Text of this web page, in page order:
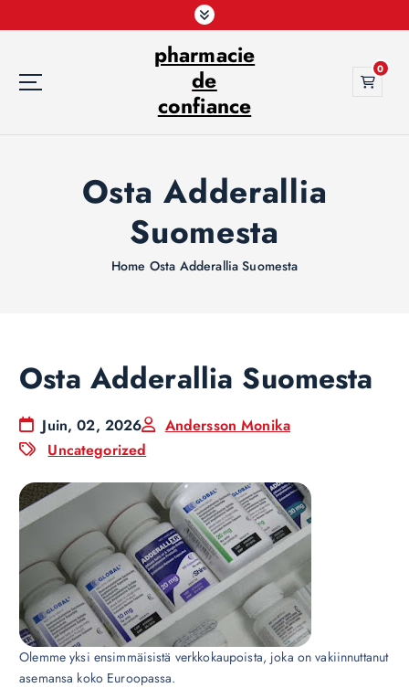
k
pharmacie
de
confiance
0
Osta Adderallia
Suomesta
Home Osta Adderallia Suomesta
Osta Adderallia Suomesta
Juin, 02, 2026
Andersson Monika
Uncategorized
Olemme yksi ensimmäisistä verkkokaupoista, joka on vakiinnuttanut
asemansa koko Euroopassa.